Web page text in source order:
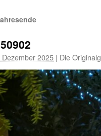
Dezember 2025 | Die